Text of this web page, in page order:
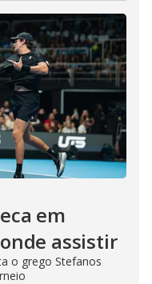
em
assistir
o grego Stefanos